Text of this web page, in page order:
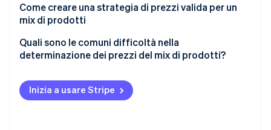
Scopri come Stripe sta costruendo l'infrastruttura
Guarda ora
Prezzi della linea di prodotti
Prezzi dei prodotti opzionali
Prezzi dei prodotti vincolati
Prezzi dei pacchetti di prodotti
Come creare una strategia di prezzi valida per un
mix di prodotti
Definisci gli obiettivi
Assicurati che i prezzi supportino la tua strategia
generale
Evidenzia le differenze tra i prodotti
Quali sono le comuni difficoltà nella
determinazione dei prezzi del mix di prodotti?
Cannibalizzazione tra i prodotti
Confusione dei clienti
Inizia a usare Stripe